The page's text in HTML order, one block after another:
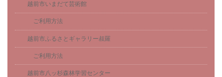
越前市いまだて芸術館
ご利用方法
越前市ふるさとギャラリー叔羅
ご利用方法
越前市八ッ杉森林学習センター